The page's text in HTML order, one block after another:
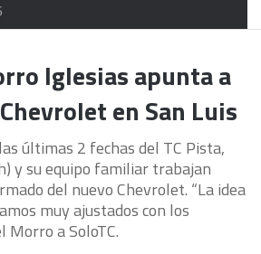
Iglesias apunta a
en San Luis
últimas 2 fechas del TC Pista,
y su equipo familiar trabajan
del nuevo Chevrolet. “La idea
muy ajustados con los
Morro a SoloTC.